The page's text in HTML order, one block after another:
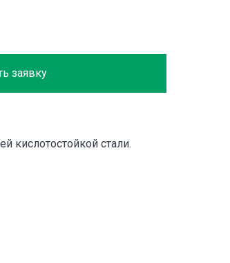
заявку
кислотостойкой стали.